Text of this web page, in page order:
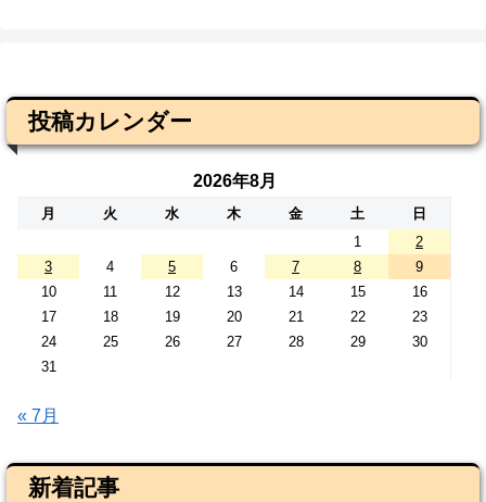
投稿カレンダー
2026年8月
月 火 水 木 金 土
日
1
2
3
4 5 6 7 8
9
10
11 12 13 14 15
16
17
18 19 20 21 22
23
24
25 26 27 28 29
30
31
« 7月
新着記事